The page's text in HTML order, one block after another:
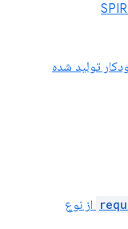
تولید شده
‎ از نوع